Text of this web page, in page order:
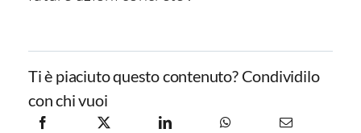
Ti è piaciuto questo contenuto? Condividilo
con chi vuoi